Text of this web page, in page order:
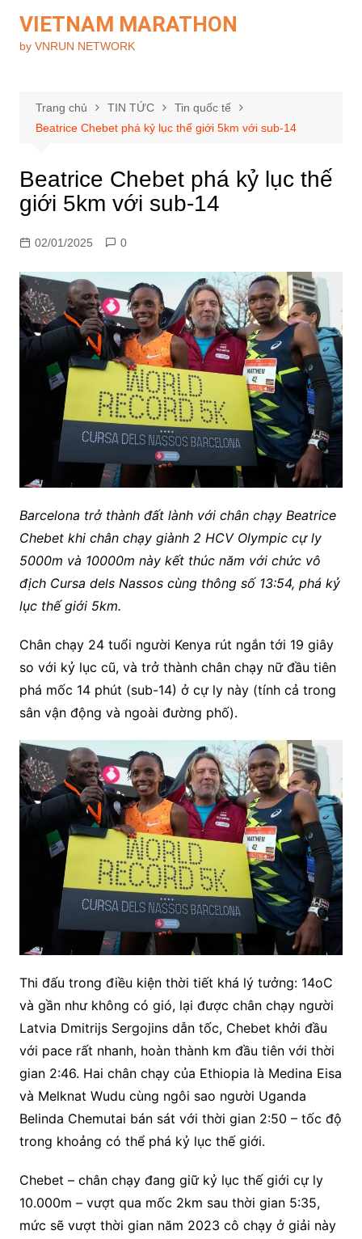
phần
VIETNAM MARATHON
by VNRUN NETWORK
Trang chủ TIN TỨC
Tin quốc tế
Beatrice Chebet phá kỷ lục thế giới 5km với sub-14
Beatrice Chebet phá kỷ lục thế
giới 5km với sub-14
02/01/2025 0
Barcelona trở thành đất lành với chân chạy Beatrice
Chebet khi chân chạy giành 2 HCV Olympic cự ly
5000m và 10000m này kết thúc năm với chức vô
địch Cursa dels Nassos cùng thông số 13:54, phá kỷ
lục thế giới 5km.
Chân chạy 24 tuổi người Kenya rút ngắn tới 19 giây
so với kỷ lục cũ, và trở thành chân chạy nữ đầu tiên
phá mốc 14 phút (sub-14) ở cự ly này (tính cả trong
sân vận động và ngoài đường phố).
Thi đấu trong điều kiện thời tiết khá lý tưởng: 14oC
và gần như không có gió, lại được chân chạy người
Latvia Dmitrijs Sergojins dẫn tốc, Chebet khởi đầu
với pace rất nhanh, hoàn thành km đầu tiên với thời
gian 2:46. Hai chân chạy của Ethiopia là Medina Eisa
và Melknat Wudu cùng ngôi sao người Uganda
Belinda Chemutai bán sát với thời gian 2:50 – tốc độ
trong khoảng có thể phá kỷ lục thế giới.
Chebet – chân chạy đang giữ kỷ lục thế giới cự ly
10.000m – vượt qua mốc 2km sau thời gian 5:35,
mức sẽ vượt thời gian năm 2023 cô chạy ở giải này